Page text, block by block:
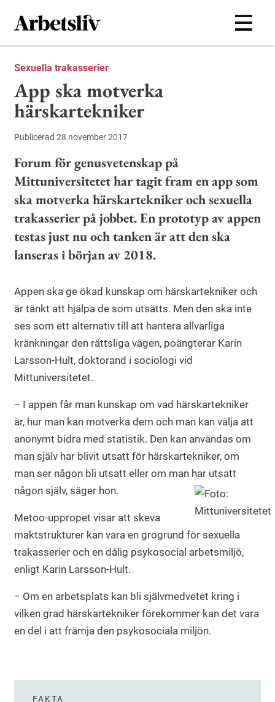
Hoppa till huvudinnehållet
Sexuella trakasserier
App ska motverka
härskartekniker
Publicerad 28 november 2017
Forum för genusvetenskap på
Mittuniversitetet har tagit fram en app som
ska motverka härskartekniker och sexuella
trakasserier på jobbet. En prototyp av appen
testas just nu och tanken är att den ska
lanseras i början av 2018.
Appen ska ge ökad kunskap om härskartekniker och
är tänkt att hjälpa de som utsätts. Men den ska inte
ses som ett alternativ till att hantera allvarliga
kränkningar den rättsliga vägen, poängterar Karin
Larsson-Hult, doktorand i sociologi vid
Mittuniversitetet.
− I appen får man kunskap om vad härskartekniker
är, hur man kan motverka dem och man kan välja att
anonymt bidra med statistik. Den kan användas om
man själv har blivit utsatt för härskartekniker, om
man ser någon bli utsatt eller om man har utsatt
någon själv, säger hon.
Metoo-uppropet visar att skeva
maktstrukturer kan vara en grogrund för sexuella
trakasserier och en dålig psykosocial arbetsmiljö,
enligt Karin Larsson-Hult.
− Om en arbetsplats kan bli självmedvetet kring i
vilken grad härskartekniker förekommer kan det vara
en del i att främja den psykosociala miljön.
FAKTA